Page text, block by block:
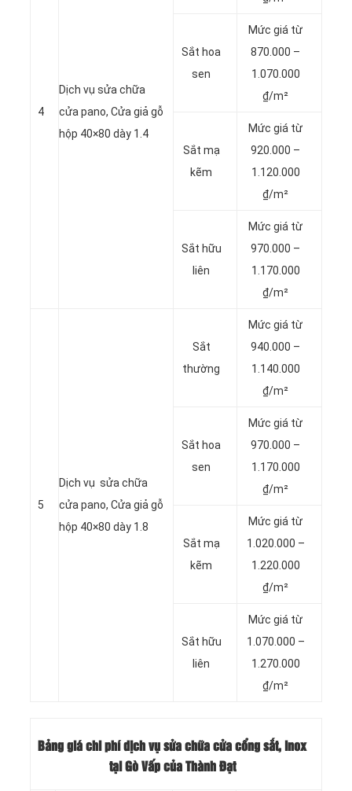
4
Dịch vụ sửa chữa
cửa pano, Cửa giả gỗ
hộp 40×80 dày 1.4
Sắt hoa
sen
Mức giá từ
870.000 –
1.070.000
₫/m²
Sắt mạ
kẽm
Mức giá từ
920.000 –
1.120.000
₫/m²
Sắt hữu
liên
Mức giá từ
970.000 –
1.170.000
₫/m²
5
Dịch vụ sửa chữa
cửa pano, Cửa giả gỗ
hộp 40×80 dày 1.8
Sắt
thường
Mức giá từ
940.000 –
1.140.000
₫/m²
Sắt hoa
sen
Mức giá từ
970.000 –
1.170.000
₫/m²
Sắt mạ
kẽm
Mức giá từ
1.020.000 –
1.220.000
₫/m²
Sắt hữu
liên
Mức giá từ
1.070.000 –
1.270.000
₫/m²
Bảng giá chi phí dịch vụ sửa chữa cửa cổng sắt, inox
tại Gò Vấp của Thành Đạt